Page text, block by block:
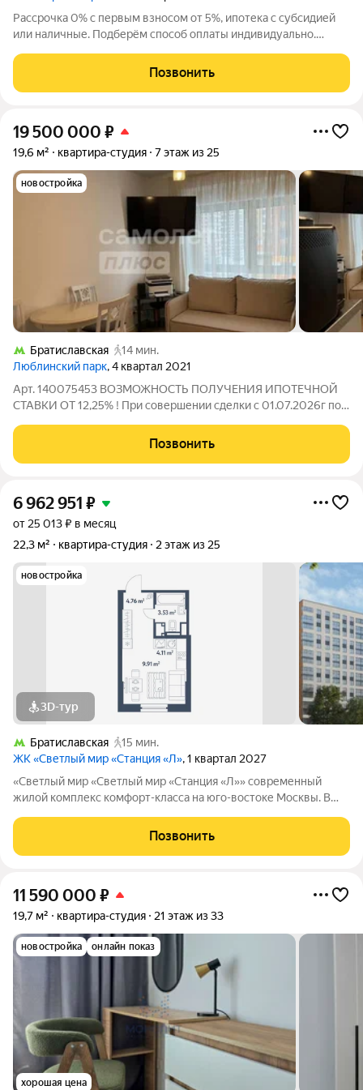
Рассрочка 0% с первым взносом от 5%, ипотека с субсидией
или наличные. Подберём способ оплаты индивидуально.
федерального застройщика «Страна Девелопмент». Продается
1комнатная квартира на 30 этаже от
Позвонить
19 500 000 ₽
19,6 м² квартира-студия 7 этаж из 25
новостройка
Братиславская
14 мин.
Люблинский парк, 4 квартал 2021
Арт. 140075453 ВОЗМОЖНОСТЬ ПОЛУЧЕНИЯ ИПОТЕЧНОЙ
СТАВКИ ОТ 12,25% ! При совершении сделки с 01.07.2026г по
ПОЕЗДКУ В ТУРЦИЮ на 8 дней на двоих (проживание, завтрак
и экскурсии) !! Прекрасная уютная
Позвонить
6 962 951 ₽
от 25 013 ₽ в месяц
22,3 м²
квартира-студия 2 этаж из 25
новостройка
3D-тур
Братиславская
15 мин.
ЖК «Светлый мир «Станция «Л», 1 квартал 2027
«Светлый мир «Светлый мир «Станция «Л»» современный
жилой комплекс комфорт-класса на юго-востоке Москвы. В
благоустроенные дворы без машин, детские игровые
комплексы, спортивные площадки и многое другое.
Позвонить
11 590 000 ₽
19,7 м² квартира-студия 21 этаж из 33
новостройка онлайн показ
хорошая цена